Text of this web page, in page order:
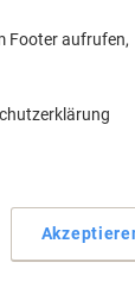
2Kg
Footer aufrufen,